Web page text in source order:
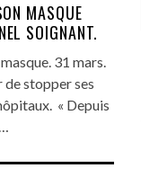
MASQUE
SOIGNANT.
31 mars.
stopper ses
« Depuis